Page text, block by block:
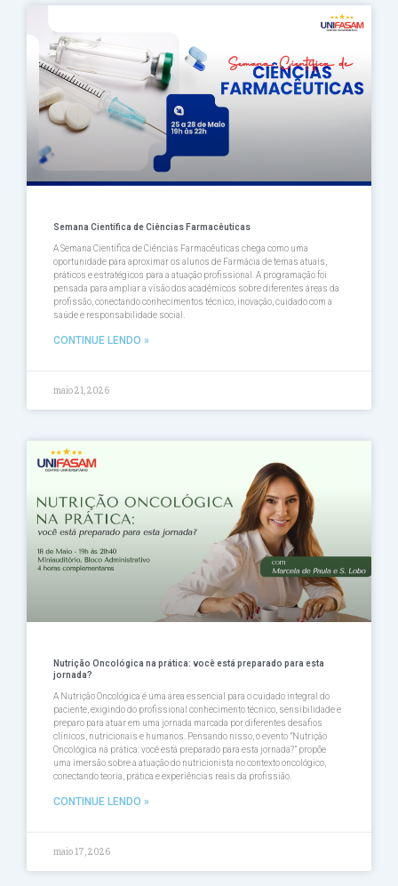
Semana Científica de Ciências Farmacêuticas
A Semana Científica de Ciências Farmacêuticas chega como uma
oportunidade para aproximar os alunos de Farmácia de temas atuais,
práticos e estratégicos para a atuação profissional. A programação foi
pensada para ampliar a visão dos acadêmicos sobre diferentes áreas da
profissão, conectando conhecimentos técnico, inovação, cuidado com a
saúde e responsabilidade social.
CONTINUE LENDO »
maio 21, 2026
Nutrição Oncológica na prática: você está preparado para esta
jornada?
A Nutrição Oncológica é uma área essencial para o cuidado integral do
paciente, exigindo do profissional conhecimento técnico, sensibilidade e
preparo para atuar em uma jornada marcada por diferentes desafios
clínicos, nutricionais e humanos. Pensando nisso, o evento ”Nutrição
Oncológica na prática: você está preparado para esta jornada?” propõe
uma imersão sobre a atuação do nutricionista no contexto oncológico,
conectando teoria, prática e experiências reais da profissião.
CONTINUE LENDO »
maio 17, 2026